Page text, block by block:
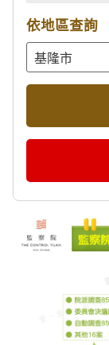
依地區查詢